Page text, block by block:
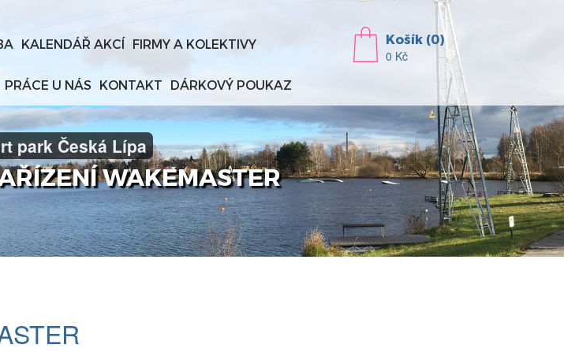
KALENDÁŘ AKCÍ FIRMY A KOLEKTIVY
PRÁCE U NÁS KONTAKT DÁRKOVÝ POUKAZ
Košík (0)
0 Kč
park Česká Lípa
WAKEMASTER